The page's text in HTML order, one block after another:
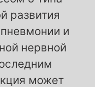
развития
и
нервной
может